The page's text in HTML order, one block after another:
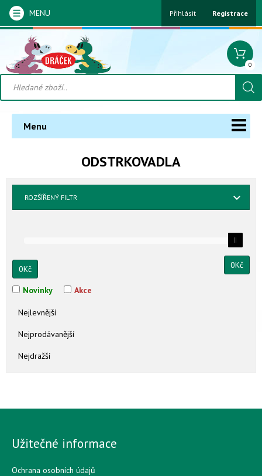
MENU Přihlásit Registrace
0
Menu
ODSTRKOVADLA
ROZŠÍŘENÝ FILTR
0Kč 0Kč
Novinky Akce
Nejlevnější
Nejprodávanější
Nejdražší
Užitečné informace
Ochrana osobních údajů